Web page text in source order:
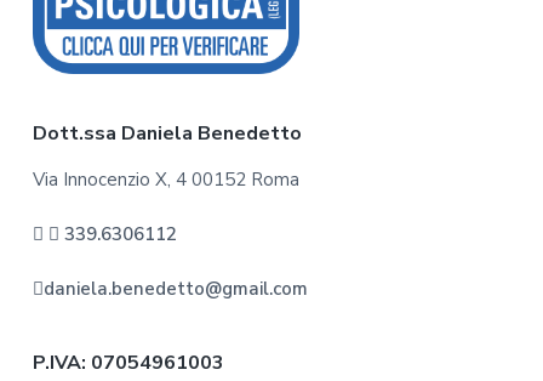
Dott.ssa Daniela Benedetto
Via Innocenzio X, 4 00152 Roma
339.6306112
daniela.benedetto@gmail.com
P.IVA: 07054961003